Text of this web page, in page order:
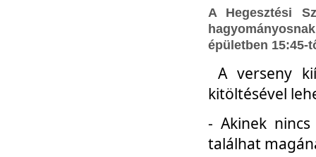
A Hegesztési
épületben 15:45-
A verseny
kitöltésével
- Akinek
találhat